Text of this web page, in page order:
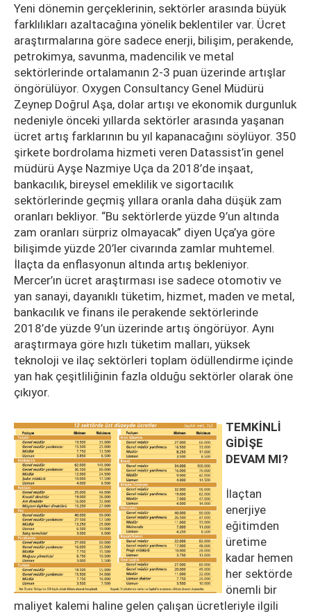
Yeni dönemin gerçeklerinin, sektörler arasında büyük
farklılıkları azaltacağına yönelik beklentiler var. Ücret
araştırmalarına göre sadece enerji, bilişim, perakende,
petrokimya, savunma, madencilik ve metal
sektörlerinde ortalamanın 2-3 puan üzerinde artışlar
öngörülüyor. Oxygen Consultancy Genel Müdürü
Zeynep Doğrul Aşa, dolar artışı ve ekonomik durgunluk
nedeniyle önceki yıllarda sektörler arasında yaşanan
ücret artış farklarının bu yıl kapanacağını söylüyor. 350
şirkete bordrolama hizmeti veren Datassist’in genel
müdürü Ayşe Nazmiye Uça da 2018’de inşaat,
bankacılık, bireysel emeklilik ve sigortacılık
sektörlerinde geçmiş yıllara oranla daha düşük zam
oranları bekliyor. “Bu sektörlerde yüzde 9’un altında
zam oranları sürpriz olmayacak” diyen Uça’ya göre
bilişimde yüzde 20’ler civarında zamlar muhtemel.
İlaçta da enflasyonun altında artış bekleniyor.
Mercer’ın ücret araştırması ise sadece otomotiv ve
yan sanayi, dayanıklı tüketim, hizmet, maden ve metal,
bankacılık ve finans ile perakende sektörlerinde
2018’de yüzde 9’un üzerinde artış öngörüyor. Aynı
araştırmaya göre hızlı tüketim malları, yüksek
teknoloji ve ilaç sektörleri toplam ödüllendirme içinde
yan hak çeşitliliğinin fazla olduğu sektörler olarak öne
çıkıyor.
TEMKİNLİ
GİDİŞE
DEVAM MI?
İlaçtan
enerjiye
eğitimden
üretime
kadar hemen
her sektörde
önemli bir
maliyet kalemi haline gelen çalışan ücretleriyle ilgili